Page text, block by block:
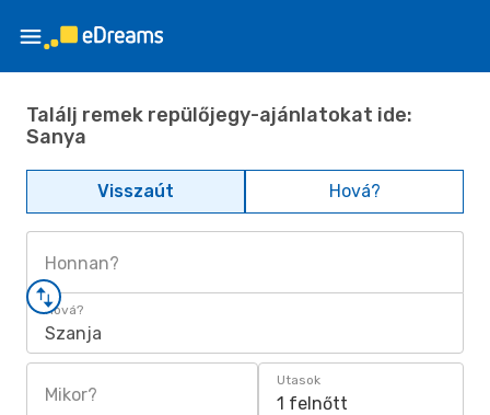
Találj remek repülőjegy-ajánlatokat ide:
Sanya
Visszaút Hová?
Honnan?
Hová?
Szanja
Mikor?
Utasok
1 felnőtt